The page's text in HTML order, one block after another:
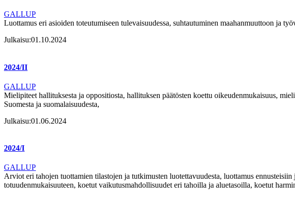
GALLUP
Luottamus eri asioiden toteutumiseen tulevaisuudessa, suhtautuminen maahanmuuttoon ja
Julkaisu:01.10.2024
2024/II
GALLUP
Mielipiteet hallituksesta ja oppositiosta, hallituksen päätösten koettu oikeudenmukaisuus,
Suomesta ja suomalaisuudesta,
Julkaisu:01.06.2024
2024/I
GALLUP
Arviot eri tahojen tuottamien tilastojen ja tutkimusten luotettavuudesta, luottamus
totuudenmukaisuuteen, koetut vaikutusmahdollisuudet eri tahoilla ja aluetasoilla, koetut